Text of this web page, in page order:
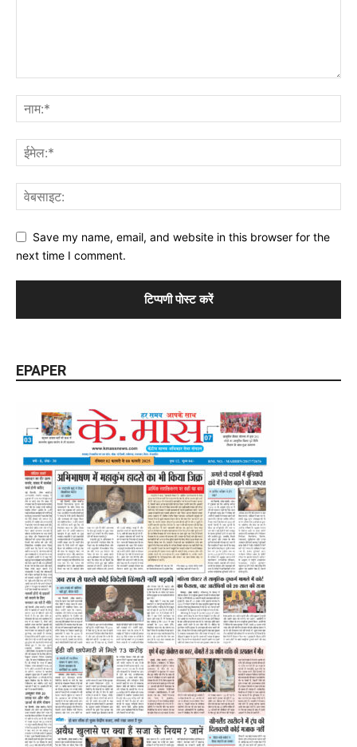
Save my name, email, and website in this browser for the
next time I comment.
EPAPER